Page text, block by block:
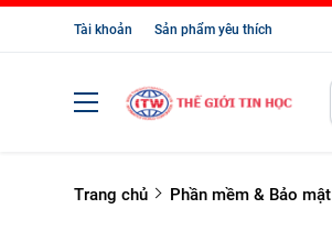
Tài khoản Sản phẩm yêu thích
Trang chủ Phần mềm & Bảo mật